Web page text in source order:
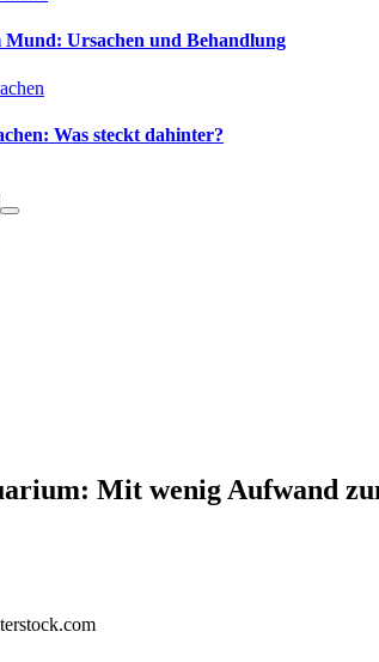
Mund: Ursachen und Behandlung
Was steckt dahinter?
Mit wenig Aufwand